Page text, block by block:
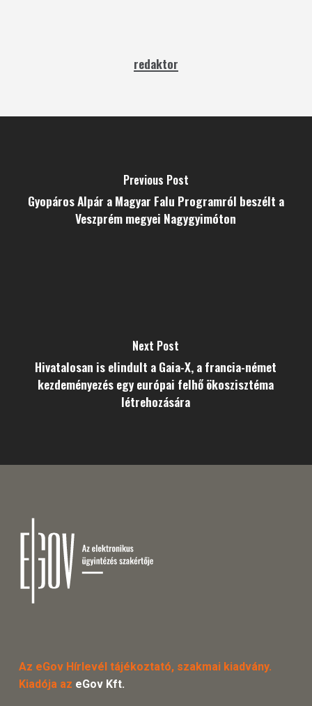
redaktor
Previous Post
Gyopáros Alpár a Magyar Falu Programról beszélt a
Veszprém megyei Nagygyimóton
Next Post
Hivatalosan is elindult a Gaia-X, a francia-német
kezdeményezés egy európai felhő ökoszisztéma
létrehozására
Az eGov Hírlevél tájékoztató, szakmai kiadvány.
Kiadója az eGov Kft.